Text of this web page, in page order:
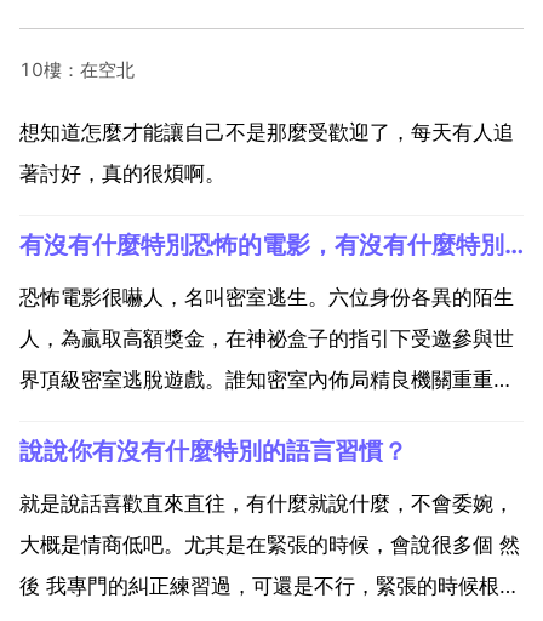
10樓：在空北
想知道怎麼才能讓自己不是那麼受歡迎了，每天有人追
著討好，真的很煩啊。
有沒有什麼特別恐怖的電影，有沒有什麼特別恐怖的電影推薦
恐怖電影很嚇人，名叫密室逃生。六位身份各異的陌生
人，為贏取高額獎金，在神祕盒子的指引下受邀參與世
界頂級密室逃脫遊戲。誰知密室內佈局精良機關重重，
背後操控這一切。誰能夠成功破解謎局，逃出生天。六
名主人公在接到一封密室逃生遊戲的邀請函之後，都不
約而同地選擇...
說說你有沒有什麼特別的語言習慣？
就是說話喜歡直來直往，有什麼就說什麼，不會委婉，
大概是情商低吧。尤其是在緊張的時候，會說很多個 然
後 我專門的糾正練習過，可還是不行，緊張的時候根本